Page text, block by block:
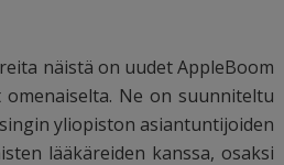
näistä on uudet AppleBoom
Ne on suunniteltu
yliopiston asiantuntijoiden
lääkäreiden kanssa, osaksi